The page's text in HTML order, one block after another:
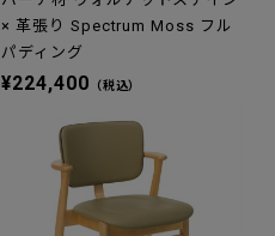
× 革張り Spectrum Moss フル
パディング
¥224,400 （税込）